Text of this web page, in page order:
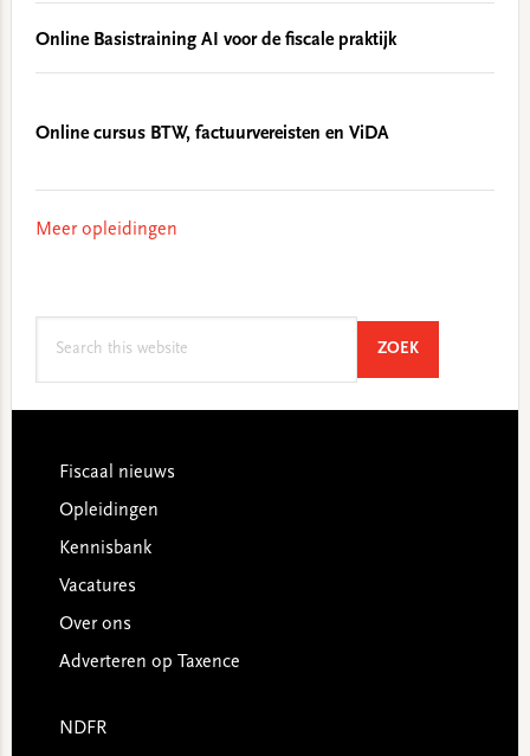
Online Basistraining AI voor de fiscale praktijk
Online cursus BTW, factuurvereisten en ViDA
Meer opleidingen
ZOEKSEARCH
Footer
Fiscaal nieuws
Opleidingen
Kennisbank
Vacatures
Over ons
Adverteren op Taxence
NDFR